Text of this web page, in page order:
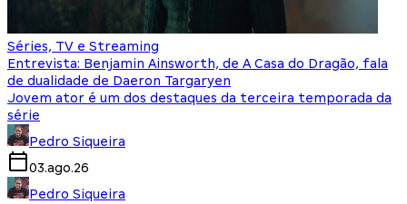
Séries, TV e Streaming
Entrevista: Benjamin Ainsworth, de A Casa do Dragão, fala
de dualidade de Daeron Targaryen
Jovem ator é um dos destaques da terceira temporada da
série
Pedro Siqueira
03.ago.26
Pedro Siqueira